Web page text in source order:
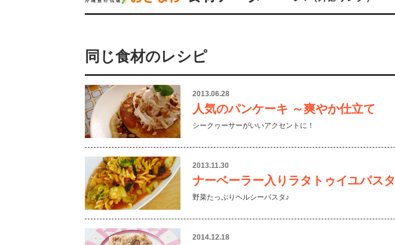
同じ食材のレシピ
2013.06.28
人気のパンケーキ ～爽やか仕立て
シークヮーサーがいいアクセントに！
2013.11.30
ナーベーラー入りラタトゥイユパスタ
野菜たっぷりヘルシーパスタ♪
2014.12.18